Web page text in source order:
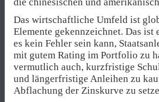
Das wirtschaftliche Umfeld ist
Elemente gekennzeichnet. Das ist
es kein Fehler sein kann,
mit gutem Rating im Portfolio zu
vermutlich auch, kurzfristige
und längerfristige Anleihen zu
Abflachung der Zinskurve zu